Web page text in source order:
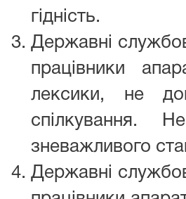
гідність.
Державні
працівники
лексики, не
спілкування.
зневажливого
Державні